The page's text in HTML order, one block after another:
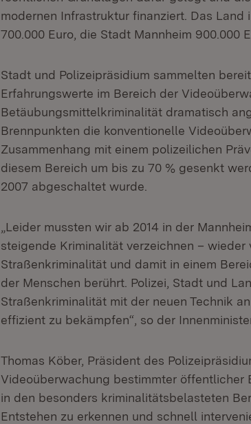
modernen Infrastruktur finanziert. Das
700.000 Euro, die Stadt Mannheim 900.000
Stadt und Polizeipräsidium sammelten
Erfahrungswerte im Bereich der
Betäubungsmittelkriminalität dramatisch
Brennpunkten die konventionelle
Zusammenhang mit einem polizeilichen
diesem Bereich um bis zu 70 % gesenkt
2007 abgeschaltet wurde.
„Leider mussten wir ab 2014 in der
steigende Kriminalität verzeichnen –
Straßenkriminalität und damit in einem
der Menschen berührt. Polizei, Stadt und
Straßenkriminalität mit der neuen Technik
effizient zu bekämpfen“, so der
Thomas Köber, Präsident des
Videoüberwachung bestimmter öffentlicher
in den besonders kriminalitätsbelasteten
Entstehen zu erkennen und schnell